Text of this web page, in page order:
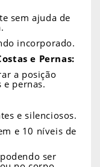
sem ajuda de
incorporado.
e Pernas:
a posição
e pernas.
e silenciosos.
e 10 níveis de
ser